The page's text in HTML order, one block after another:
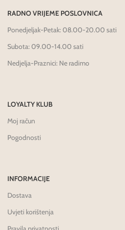
RADNO VRIJEME POSLOVNICA
Ponedjeljak-Petak: 08.00-20.00 sati
Subota: 09.00-14.00 sati
Nedjelja-Praznici: Ne radimo
LOYALTY KLUB
Moj račun
Pogodnosti
INFORMACIJE
Dostava
Uvjeti korištenja